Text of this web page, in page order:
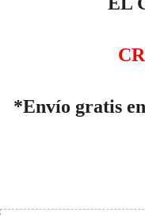
*Envío gratis